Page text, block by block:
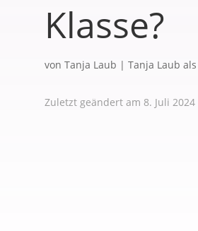
Klasse?
von Tanja Laub | Tanja Laub
Zuletzt geändert am 8. Juli 2024